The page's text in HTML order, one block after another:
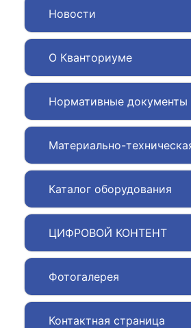
Новости
О Кванториуме
Нормативные документы
Материально-
Каталог оборудования
ЦИФРОВОЙ КОНТЕНТ
Фотогалерея
Контактная страница